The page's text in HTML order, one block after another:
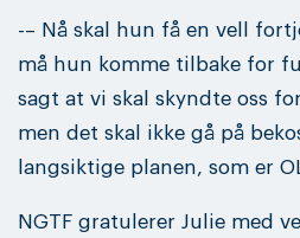
-– Nå skal hun få en vell
må hun komme tilbake for
sagt at vi skal skyndte oss
men det skal ikke gå på
langsiktige planen, som er
NGTF gratulerer Julie med